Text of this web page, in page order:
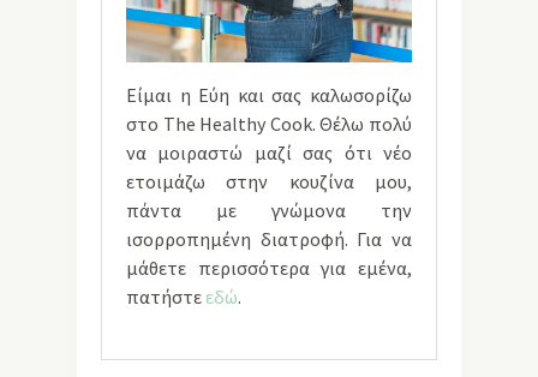
Είμαι η Εύη και σας καλωσορίζω
στο The Healthy Cook. Θέλω πολύ
να μοιραστώ μαζί σας ότι νέο
ετοιμάζω στην κουζίνα μου,
πάντα με γνώμονα την
ισορροπημένη διατροφή. Για να
μάθετε περισσότερα για εμένα,
πατήστε εδώ.